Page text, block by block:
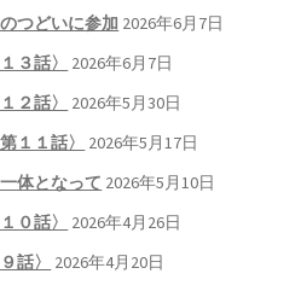
つどいに参加 2026年6月7日
３話〉
2026年6月7日
２話〉
2026年5月30日
１話〉
2026年5月17日
体となって 2026年5月10日
０話〉
2026年4月26日
話〉
2026年4月20日